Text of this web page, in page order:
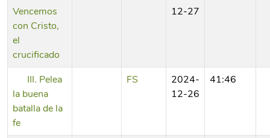
Vencemos
con Cristo,
el
crucificado
12-27
III. Pelea
la buena
batalla de la
fe
FS
2024-
12-26
41:46